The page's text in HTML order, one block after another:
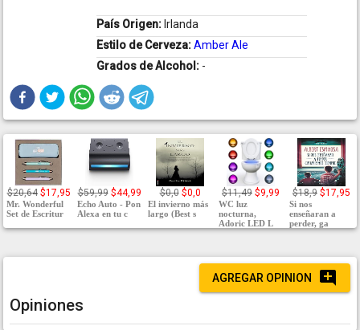
País Origen: Irlanda
Estilo de Cerveza:Amber Ale
Grados de Alcohol: -
$20,64 $17,95
Mr. Wonderful
Set de Escritur
$59,99 $44,99
Echo Auto - Pon
Alexa en tu c
$0,0 $0,0
El invierno más
largo (Best s
$11,49 $9,99
WC luz
nocturna,
Adoric LED L
$18,9 $17,95
Si nos
enseñaran a
perder, ga
AGREGAR OPINION
Opiniones